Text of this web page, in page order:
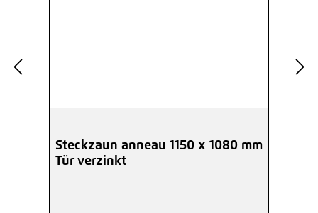
Steckzaun anneau 1150 x 1080 mm
Tür verzinkt